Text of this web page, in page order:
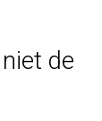
de